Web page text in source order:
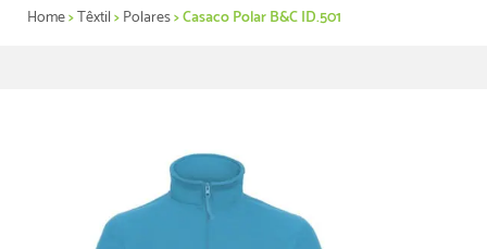
Home>Têxtil>Polares> Casaco Polar B&C ID.501